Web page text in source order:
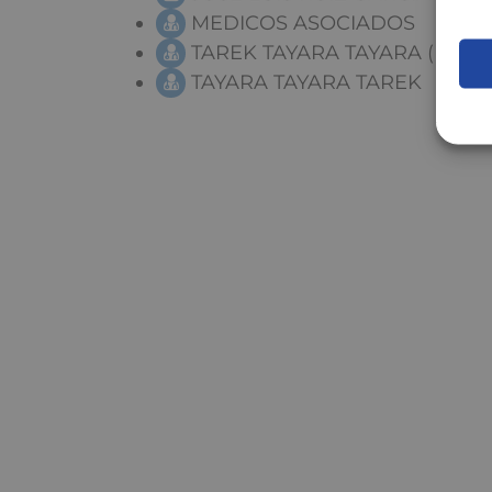
MEDICOS ASOCIADOS
TAREK TAYARA TAYARA
TAYARA TAYARA TAREK